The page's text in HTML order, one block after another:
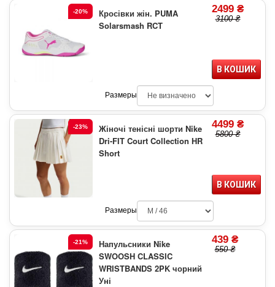
-20%
Кросівки жін. PUMA
Solarsmash RCT
2499 ₴
3100 ₴
В КОШИК
Размеры
-23%
Жіночі тенісні шорти Nike
Dri-FIT Court Collection HR
Short
4499 ₴
5800 ₴
В КОШИК
Размеры
-21%
Напульсники Nike
SWOOSH CLASSIC
WRISTBANDS 2PK чорний
Уні
439 ₴
550 ₴